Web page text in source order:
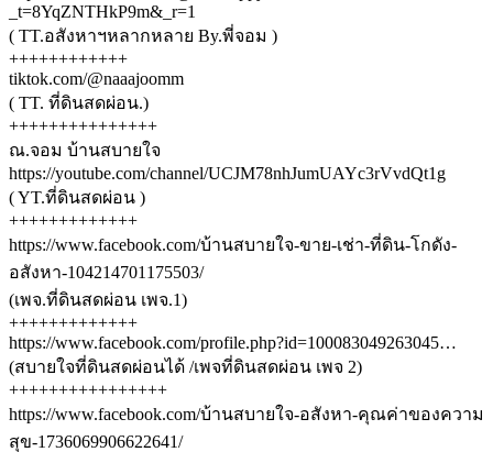
_t=8YqZNTHkP9m&_r=1
( TT.อสังหาฯหลากหลาย By.พี่จอม )
++++++++++++
tiktok.com/@naaajoomm
( TT. ที่ดินสดผ่อน.)
+++++++++++++++
ณ.จอม บ้านสบายใจ
https://youtube.com/channel/UCJM78nhJumUAYc3rVvdQt1g
( YT.ที่ดินสดผ่อน )
+++++++++++++
https://www.facebook.com/บ้านสบายใจ-ขาย-เช่า-ที่ดิน-โกดัง-
อสังหา-104214701175503/
(เพจ.ที่ดินสดผ่อน เพจ.1)
+++++++++++++
https://www.facebook.com/profile.php?id=100083049263045…
(สบายใจที่ดินสดผ่อนได้ /เพจที่ดินสดผ่อน เพจ 2)
++++++++++++++++
https://www.facebook.com/บ้านสบายใจ-อสังหา-คุณค่าของความ
สุข-1736069906622641/